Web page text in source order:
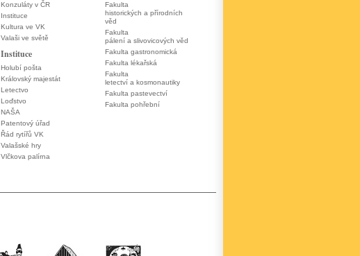
Konzuláty v ČR
Instituce
Kultura ve VK
Valaši ve světě
Instituce
Holubí pošta
Královský majestát
Letectvo
Loďstvo
NAŠA
Patentový úřad
Řád rytířů VK
Valašské hry
Vlčkova palírna
Fakulta
historických a přírodních
věd
Fakulta
pálení a slivovicových věd
Fakulta gastronomická
Fakulta lékařská
Fakulta
letectví a kosmonautiky
Fakulta pastevectví
Fakulta pohřební